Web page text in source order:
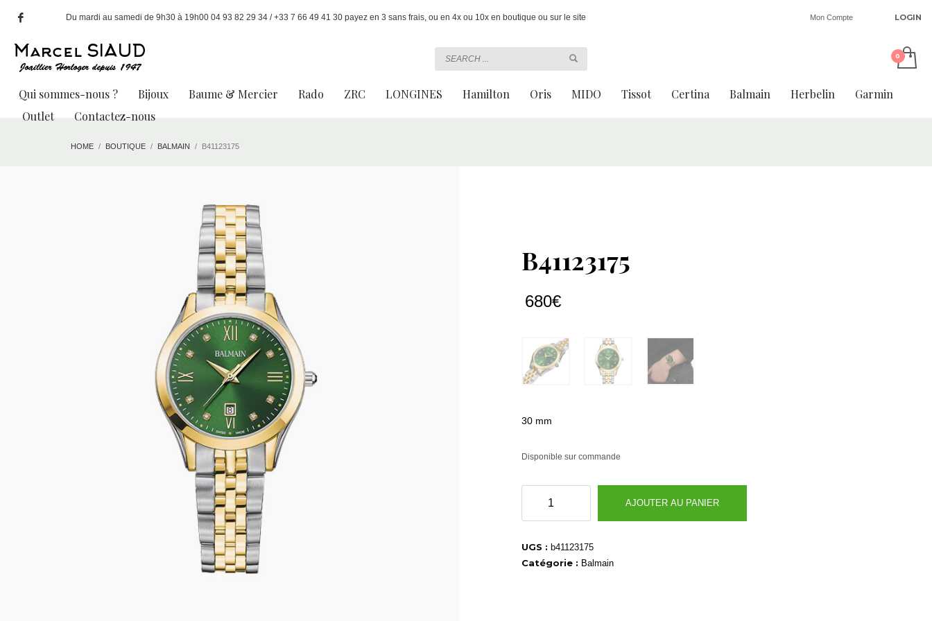
Du mardi au samedi de 9h30 à 19h00 04 93 82 29 34 / +33 7 66 49 41 30 payez en 3 sans frais, ou en 4x ou 10x en boutique ou sur le site Mon Compte LOGIN
Qui sommes-nous ? Bijoux Baume & Mercier Rado ZRC LONGINES Hamilton Oris MIDO Tissot Certina Balmain Herbelin
Garmin
Outlet
Contactez-nous
HOME BOUTIQUE BALMAIN B41123175
B41123175
680€
30 mm
Disponible sur commande
B41123175
AJOUTER AU PANIER
UGS : b41123175
Catégorie : Balmain